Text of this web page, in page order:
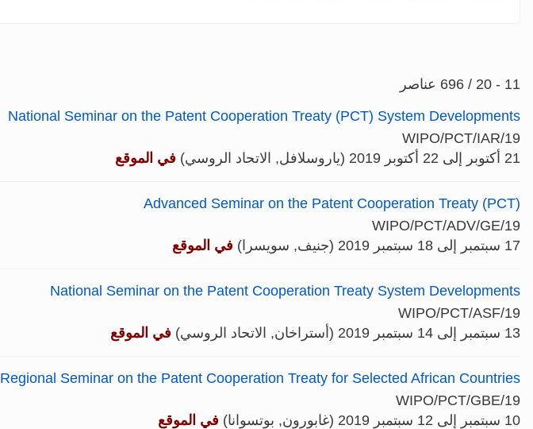
11 - 20 / 696 عناصر
National Seminar on the Patent Cooperation Treaty (PCT) System Developments
WIPO/PCT/IAR/19
21 أكتوبر إلى 22 أكتوبر 2019 (ياروسلافل, الاتحاد الروسي)
في الموقع
Advanced Seminar on the Patent Cooperation Treaty (PCT)
WIPO/PCT/ADV/GE/19
17 سبتمبر إلى 18 سبتمبر 2019 (جنيف, سويسرا)
في الموقع
National Seminar on the Patent Cooperation Treaty System Developments
WIPO/PCT/ASF/19
13 سبتمبر إلى 14 سبتمبر 2019 (أستراخان, الاتحاد الروسي)
في الموقع
Regional Seminar on the Patent Cooperation Treaty for Selected African Countries
WIPO/PCT/GBE/19
10 سبتمبر إلى 12 سبتمبر 2019 (غابورون, بوتسوانا)
في الموقع